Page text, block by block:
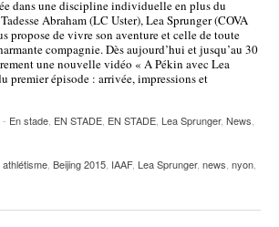
?
| VAUD
dans une discipline individuelle en plus du
Abraham (LC Uster), Lea Sprunger (COVA
propose de vivre son aventure et celle de toute
compagnie. Dès aujourd’hui et jusqu’au 30
une nouvelle vidéo « A Pékin avec Lea
premier épisode : arrivée, impressions et
- En stade EN STADE EN STADE Lea Sprunger, News
athlétisme Beijing 2015 IAAF, Lea Sprunger, news nyon